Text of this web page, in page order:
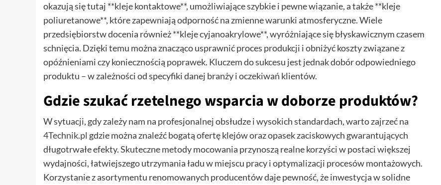
okazują się tutaj **kleje kontaktowe**, umożliwiające szybkie i pewne wiązanie, a także **kleje
poliuretanowe**, które zapewniają odporność na zmienne warunki atmosferyczne. Wiele
przedsiębiorstw docenia również **kleje cyjanoakrylowe**, wyróżniające się błyskawicznym czasem
schnięcia. Dzięki temu można znacząco usprawnić proces produkcji i obniżyć koszty związane z
opóźnieniami czy koniecznością poprawek. Kluczem do sukcesu jest jednak dobór odpowiedniego
produktu – w zależności od specyfiki danej branży i oczekiwań klientów.
Gdzie szukać rzetelnego wsparcia w doborze produktów?
W sytuacji, gdy zależy nam na profesjonalnej obsłudze i wysokich standardach, warto zajrzeć na
4Technik.pl gdzie można znaleźć bogatą ofertę klejów oraz opasek zaciskowych gwarantujących
długotrwałe efekty. Skuteczne metody mocowania przynoszą realne korzyści w postaci większej
wydajności, łatwiejszego utrzymania ładu w miejscu pracy i optymalizacji procesów montażowych.
Korzystanie z asortymentu renomowanych producentów daje pewność, że inwestycja w solidne